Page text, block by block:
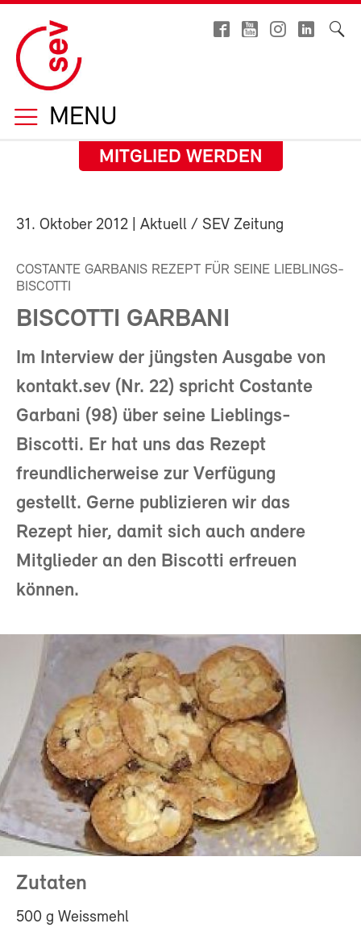
MENU
MITGLIED WERDEN
31. Oktober 2012 | Aktuell / SEV Zeitung
COSTANTE GARBANIS REZEPT FÜR SEINE LIEBLINGS-
BISCOTTI
BISCOTTI GARBANI
Im Interview der jüngsten Ausgabe von
kontakt.sev (Nr. 22) spricht Costante
Garbani (98) über seine Lieblings-
Biscotti. Er hat uns das Rezept
freundlicherweise zur Verfügung
gestellt. Gerne publizieren wir das
Rezept hier, damit sich auch andere
Mitglieder an den Biscotti erfreuen
können.
Zutaten
500 g Weissmehl